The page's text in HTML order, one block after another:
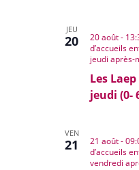
JEU
20
Les
jeudi (0-
20 août -
d’accueils
jeudi après-
VEN
21 21 août -
d’accueils
vendredi